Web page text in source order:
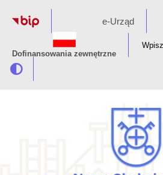
e-Urząd
Dofinansowania zewnętrzne